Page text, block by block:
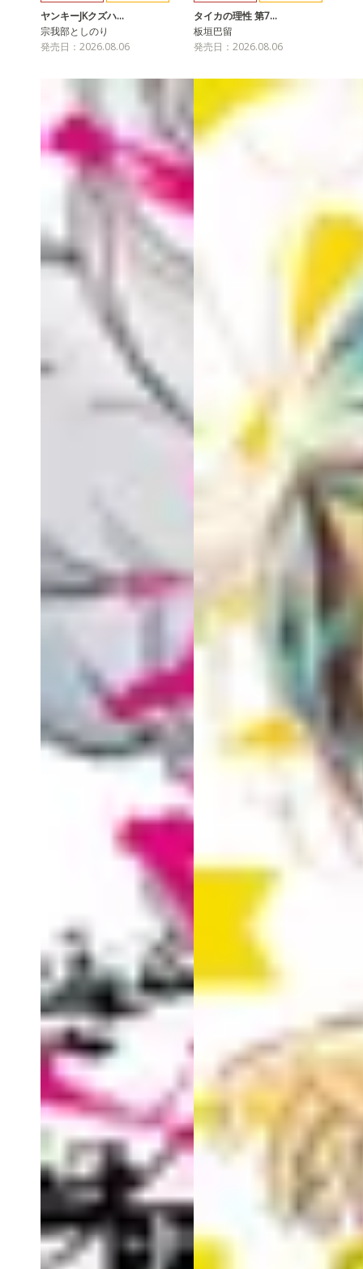
ヤンキーJKクズハ…
宗我部としのり
発売日：2026.08.06
タイカの理性 第7…
板垣巴留
発売日：2026.08.06